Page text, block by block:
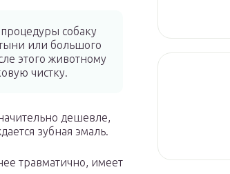
собаку
или большого
этого животному
чистку.
дешевле,
зубная эмаль.
травматично, имеет